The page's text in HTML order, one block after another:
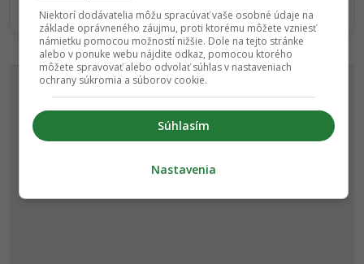
Po otvorení kliknite na hviezdičku★Sledovať
REKLAMA
Niektorí dodávatelia môžu spracúvať vaše osobné údaje na
základe oprávneného záujmu, proti ktorému môžete vzniesť
námietku pomocou možností nižšie. Dole na tejto stránke
alebo v ponuke webu nájdite odkaz, pomocou ktorého
môžete spravovať alebo odvolať súhlas v nastaveniach
ochrany súkromia a súborov cookie.
Súhlasím
Nastavenia